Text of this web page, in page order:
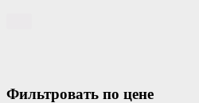
Фильтровать по цене